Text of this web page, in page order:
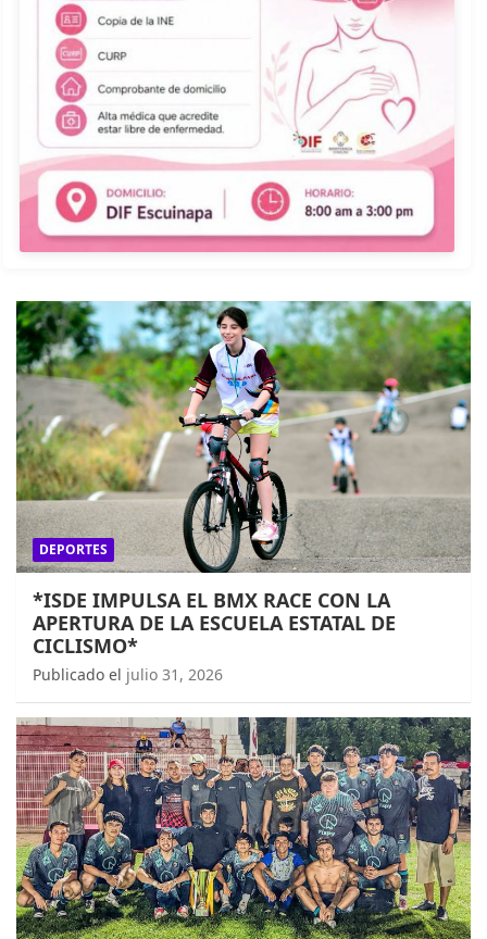
DEPORTES
*ISDE IMPULSA EL BMX RACE CON LA
APERTURA DE LA ESCUELA ESTATAL DE
CICLISMO*
Publicado el julio 31, 2026